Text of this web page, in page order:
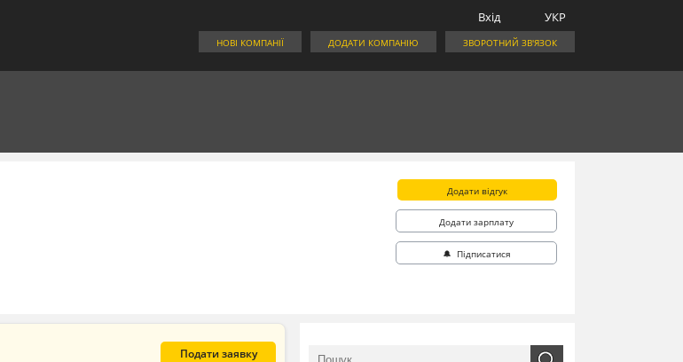
УКР
Вхід
ЗВОРОТНИЙ ЗВ'ЯЗОК
ДОДАТИ КОМПАНІЮ
НОВІ КОМПАНІЇ
Додати відгук
Додати зарплату
🔔 Підписатися
Подати заявку